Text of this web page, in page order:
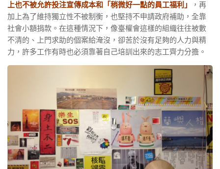
上也不被允許投注宣傳成本和「稍微好一點的員工福利」
，再
加上為了維持獨立性不被制衡，也堅持不申請政府補助，全靠
社會小額捐款。在這種情況下，像臺權會這樣的組織往往被數
不清的、上門求助的個案給淹沒，卻苦於沒有足夠的人力與精
力，許多工作有時也必須靠著自己培訓出來的志工齊力分擔。